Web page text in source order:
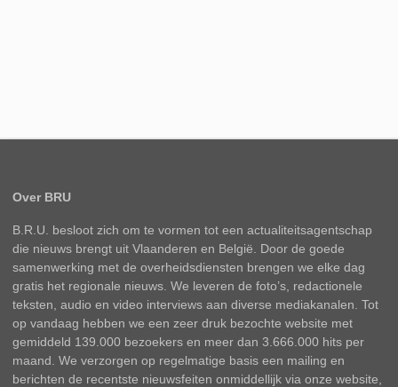
Over BRU
B.R.U. besloot zich om te vormen tot een actualiteitsagentschap
die nieuws brengt uit Vlaanderen en België. Door de goede
samenwerking met de overheidsdiensten brengen we elke dag
gratis het regionale nieuws. We leveren de foto’s, redactionele
teksten, audio en video interviews aan diverse mediakanalen. Tot
op vandaag hebben we een zeer druk bezochte website met
gemiddeld 139.000 bezoekers en meer dan 3.666.000 hits per
maand. We verzorgen op regelmatige basis een mailing en
berichten de recentste nieuwsfeiten onmiddellijk via onze website,